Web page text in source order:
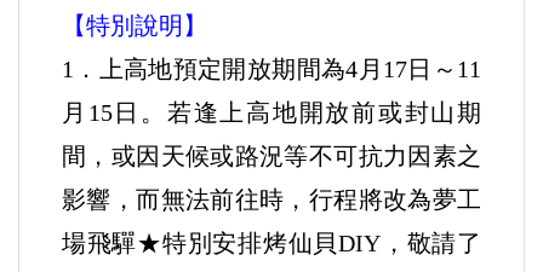
【特別說明】
1．上高地預定開放期間為4月17日～11
月15日。若逢上高地開放前或封山期
間，或因天候或路況等不可抗力因素之
影響，而無法前往時，行程將改為夢工
場飛驒★特別安排烤仙貝DIY，敬請了